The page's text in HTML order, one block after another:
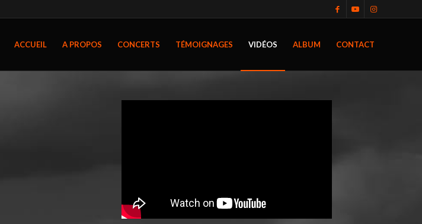
ACCUEIL A PROPOS CONCERTS TÉMOIGNAGES VIDÉOS ALBUM CONTACT